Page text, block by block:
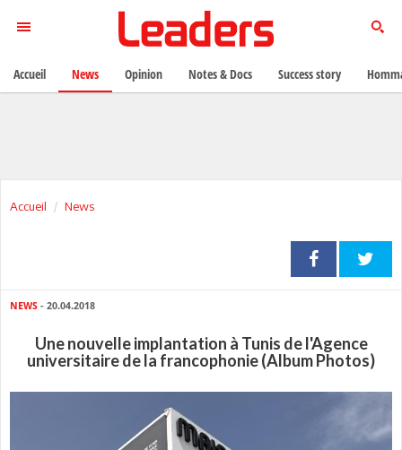
Accueil News
NEWS - 20.04.2018
Une nouvelle implantation à Tunis de l'Agence
universitaire de la francophonie (Album Photos)
Accueil News Opinion Notes & Docs Success story